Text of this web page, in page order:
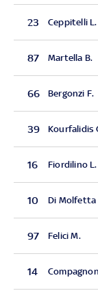
23 Ceppitelli L.
87 Martella B.
66 Bergonzi F.
39 Kourfalidis
16 Fiordilino L.
10 Di Molfetta
97 Felici M.
14